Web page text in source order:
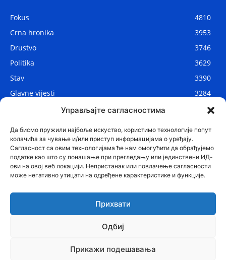
Управљајте сагласностима
Да бисмо пружили најбоље искуство, користимо технологије попут
колачића за чување и/или приступ информацијама о уређају.
Сагласност са овим технологијама ће нам омогућити да обрађујемо
податке као што су понашање при прегледању или јединствени ИД-
ови на овој веб локацији. Непристанак или повлачење сагласности
може негативно утицати на одређене карактеристике и функције.
Прихвати
Одбиј
Прикажи подешавања
Fokus
4810
Crna hronika
3953
Drustvo
3746
Politika
3629
Stav
3390
Glavne vijesti
3284
2906